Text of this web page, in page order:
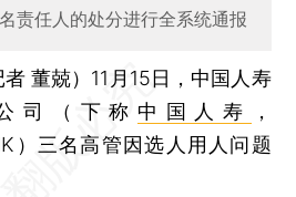
责任人的处分进行全系统通报
董兢） 11月15日，中国人寿
司（下称 中国人寿
，
）三名高管因选人用人问题